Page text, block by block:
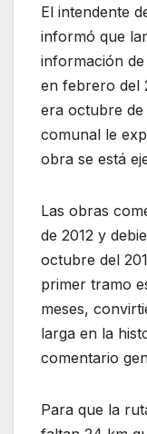
El intendente
informó que
información
en febrero del
era octubre de
comunal le
obra se está
Las obras
de 2012 y
octubre del
primer tramo
meses,
larga en la
comentario
Para que la